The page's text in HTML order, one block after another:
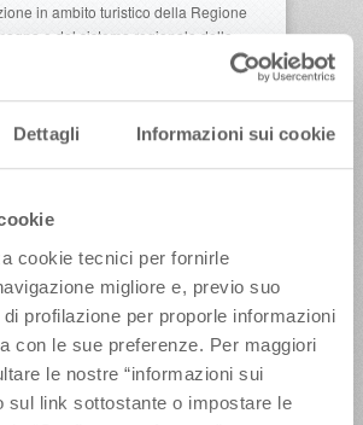
Dettagli Informazioni sui cookie
cookie tecnici per fornirle
migliore e, previo suo
profilazione per proporle informazioni
con le sue preferenze. Per maggiori
le nostre “informazioni sui
sul link sottostante o impostare le
in ambito turistico della Regione
e del sistema regionale delle
SRL, in particolare, attua la
l’attuazione dei piani regionali in
sul mercato nazionale ed, in
la specializzazione nella
sabato 8 agosto a”La Terrazza della
Gelmini, Malpezzi, Di Domenico,